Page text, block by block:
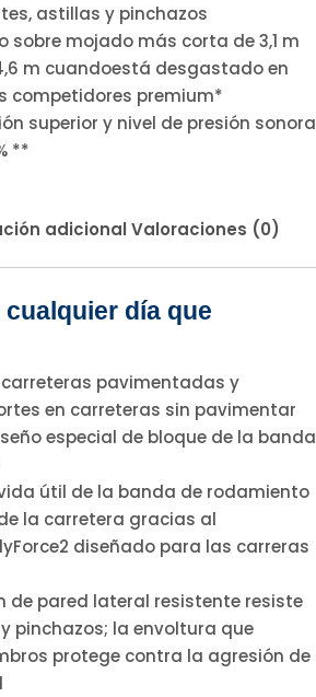
astillas y pinchazos
sobre mojado más corta de 3,1 m
m cuandoestá desgastado en
competidores premium*
superior y nivel de presión sonora
**
adicionalValoraciones (0)
día que
pavimentadas y
en carreteras sin pavimentar
especial de bloque de la banda
útil de la banda de rodamiento
la carretera gracias al
diseñado para las carreras
de pared lateral resistente resiste
pinchazos; la envoltura que
protege contra la agresión de